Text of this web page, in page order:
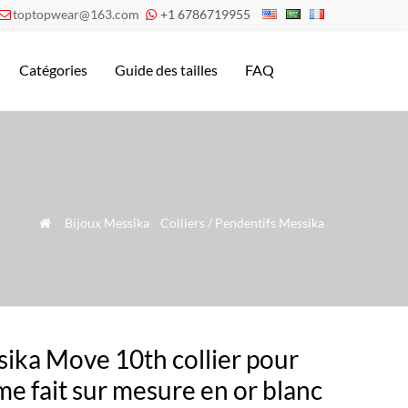
toptopwear@163.com  +1 6786719955
Catégories Guide des tailles FAQ
 Bijoux Messika Colliers / Pendentifs Messika
Move 10th collier pour
fait sur mesure en or blanc